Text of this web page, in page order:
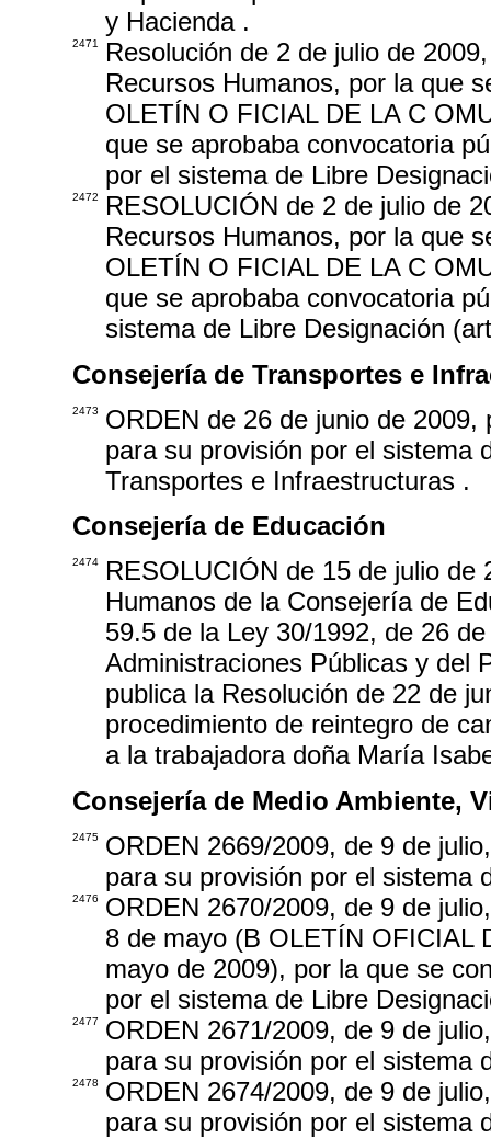
y Hacienda .
2471
Resolución de 2 de julio de
Recursos Humanos, por la que
OLETÍN O FICIAL DE LA C
que se aprobaba convocatoria
por el sistema de Libre
2472
RESOLUCIÓN de 2 de julio de
Recursos Humanos, por la que
OLETÍN O FICIAL DE LA C
que se aprobaba convocatoria
sistema de Libre Designación
Consejería de Transportes e
2473
ORDEN de 26 de junio de
para su provisión por el sistema
Transportes e Infraestructuras .
Consejería de Educación
2474
RESOLUCIÓN de 15 de julio de
Humanos de la Consejería de
59.5 de la Ley 30/1992, de 26
Administraciones Públicas y del
publica la Resolución de 22 de
procedimiento de reintegro de
a la trabajadora doña María
Consejería de Medio Ambiente,
2475
ORDEN 2669/2009, de 9 de
para su provisión por el sistema
2476
ORDEN 2670/2009, de 9 de
8 de mayo (B OLETÍN OFICIAL
mayo de 2009), por la que se
por el sistema de Libre
2477
ORDEN 2671/2009, de 9 de
para su provisión por el sistema
2478
ORDEN 2674/2009, de 9 de
para su provisión por el sistema